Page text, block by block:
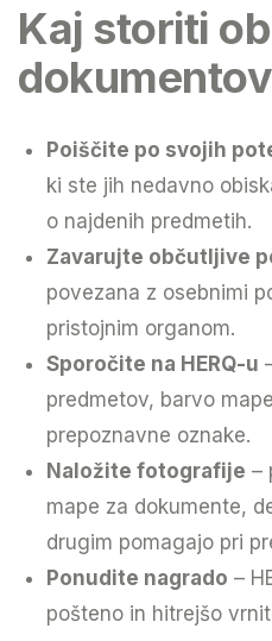
Kaj storiti
dokumentov
Poiščite po svojih
ki ste jih nedavno
o najdenih predmetih.
Zavarujte občutljive
povezana z osebnimi
pristojnim organom.
Sporočite na HERQ-u
predmetov, barvo
prepoznavne oznake.
Naložite fotografije –
mape za dokumente,
drugim pomagajo pri
Ponudite nagrado –
pošteno in hitrejšo